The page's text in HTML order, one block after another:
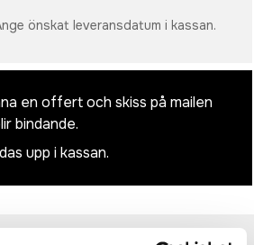
önskat leveransdatum i kassan.
en offert och skiss på mailen
bindande.
upp i kassan.